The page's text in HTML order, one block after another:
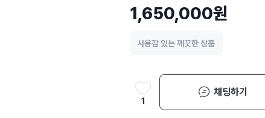
1,650,000원
사용감 있는 깨끗한 상품
1
채팅하기